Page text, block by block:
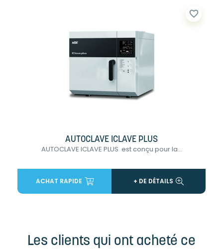
AUTOCLAVE ICLAVE PLUS
AUTOCLAVE ICLAVE PLUS est conçu pour la...
favorite_border
ACHAT RAPIDE + DE DÉTAILS
Les clients qui ont acheté ce